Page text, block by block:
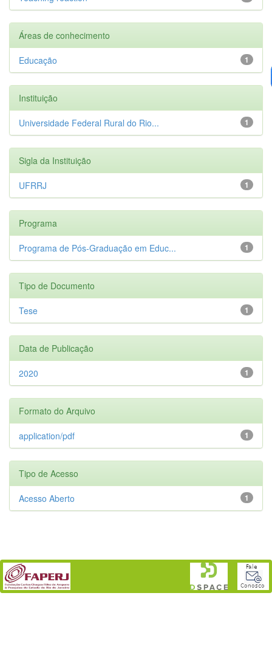
Áreas de conhecimento
1
Educação
Instituição
1
Universidade Federal Rural do Rio...
Sigla da Instituição
1
UFRRJ
Programa
1
Programa de Pós-Graduação em Educ...
Tipo de Documento
1
Tese
Data de Publicação
1
2020
Formato do Arquivo
1
application/pdf
Tipo de Acesso
1
Acesso Aberto